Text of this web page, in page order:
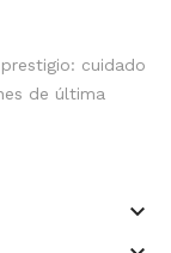
cuidado
de última
keyboard_arrow_down